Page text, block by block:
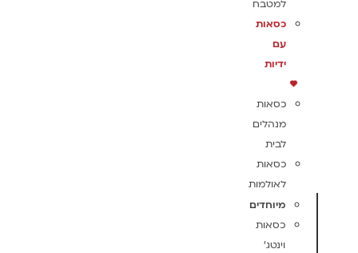
למטבח
כסאות
עם
ידיות
כסאות
מנהלים
לבית
כסאות
לאולמות
מיוחדים
כסאות
וינטג'